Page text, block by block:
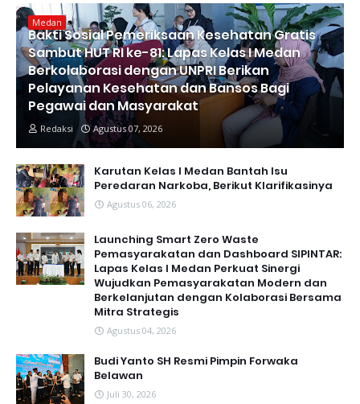
Medan
Bakti Sosial Pemeriksaan Kesehatan Gratis
Sambut HUT RI ke-81: Lapas Kelas I Medan
Berkolaborasi dengan UNPRI Berikan
Pelayanan Kesehatan dan Bansos Bagi
Pegawai dan Masyarakat
Redaksi Agustus 07, 2026
Karutan Kelas I Medan Bantah Isu
Peredaran Narkoba, Berikut Klarifikasinya
Agustus 06, 2026
Launching Smart Zero Waste
Pemasyarakatan dan Dashboard SIPINTAR:
Lapas Kelas I Medan Perkuat Sinergi
Wujudkan Pemasyarakatan Modern dan
Berkelanjutan dengan Kolaborasi Bersama
Mitra Strategis
Agustus 04, 2026
Budi Yanto SH Resmi Pimpin Forwaka
Belawan
Juli 30, 2026